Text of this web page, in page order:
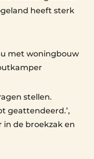
heeft sterk
met woningbouw
stellen.
geattendeerd.’,
in de broekzak en